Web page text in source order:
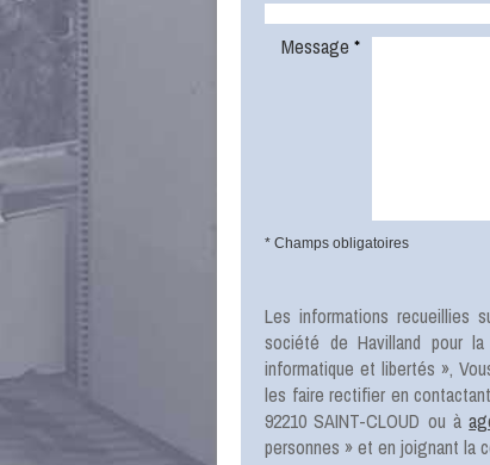
Message *
* Champs obligatoires
Les informations recueillies
société de Havilland pour
informatique et libertés »,
les faire rectifier en
92210 SAINT-CLOUD ou à
personnes » et en joignant la